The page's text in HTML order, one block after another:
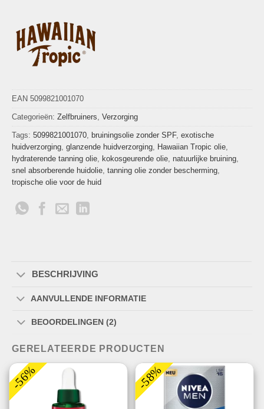
EAN 5099821001070
Categorieën: Zelfbruiners, Verzorging
Tags: 5099821001070, bruiningsolie zonder SPF, exotische
huidverzorging, glanzende huidverzorging, Hawaiian Tropic olie,
hydraterende tanning olie, kokosgeurende olie, natuurlijke bruining,
snel absorberende huidolie, tanning olie zonder bescherming,
tropische olie voor de huid
BESCHRIJVING
AANVULLENDE INFORMATIE
BEOORDELINGEN (2)
GERELATEERDE PRODUCTEN
-56% -58%